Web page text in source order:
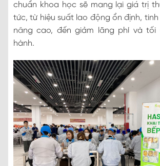
chuẩn khoa học sẽ mang lại giá trị
tức, từ hiệu suất lao động ổn định,
nâng cao, đến giảm lãng phí và tối
hành.